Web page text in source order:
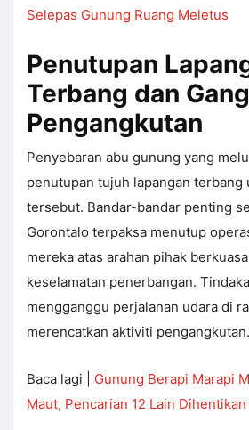
Selepas Gunung Ruang Meletus
Penutupan
Terbang dan
Pengangkutan
Penyebaran abu gunung yang
penutupan tujuh lapangan terbang
tersebut. Bandar-bandar penting
Gorontalo terpaksa menutup
mereka atas arahan pihak
keselamatan penerbangan.
mengganggu perjalanan udara di
merencatkan aktiviti pengangkutan.
Baca lagi | Gunung Berapi Marapi
Maut, Pencarian 12 Lain